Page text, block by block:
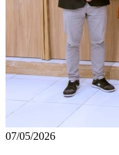
07/05/2026